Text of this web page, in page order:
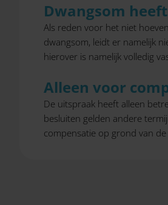
Dwangsom
Als reden voor het niet
dwangsom, leidt er namelijk
hierover is namelijk volledig
Alleen voor
De uitspraak heeft alleen
besluiten gelden andere
compensatie op grond van